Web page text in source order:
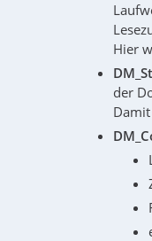
Hier
der